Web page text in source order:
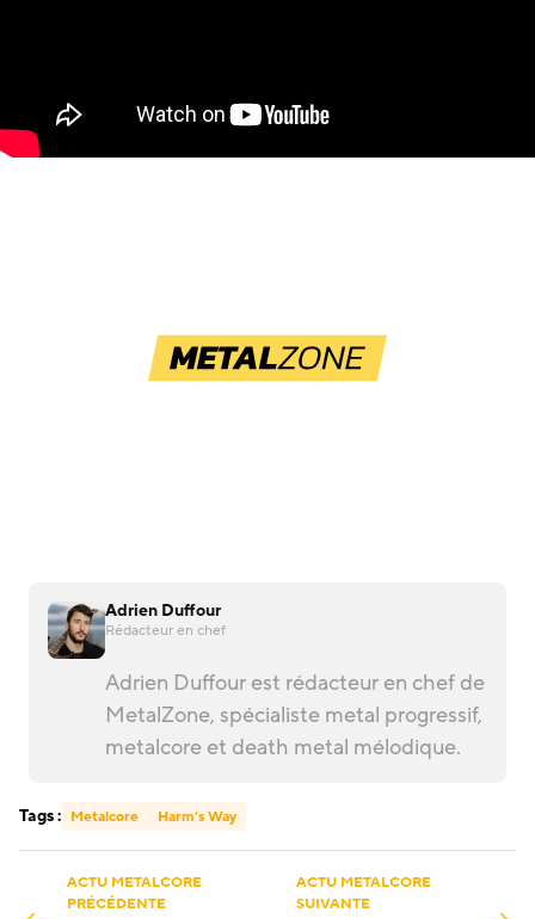
Adrien Duffour
Rédacteur en chef
Adrien Duffour est rédacteur en chef de
MetalZone, spécialiste metal progressif,
metalcore et death metal mélodique.
Tags : Metalcore Harm’s Way
ACTU METALCORE
PRÉCÉDENTE
ACTU METALCORE
SUIVANTE